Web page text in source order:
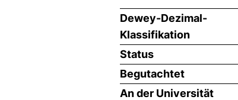
Dewey-Dezimal-
Klassifikation
Status
Begutachtet
An der Universität